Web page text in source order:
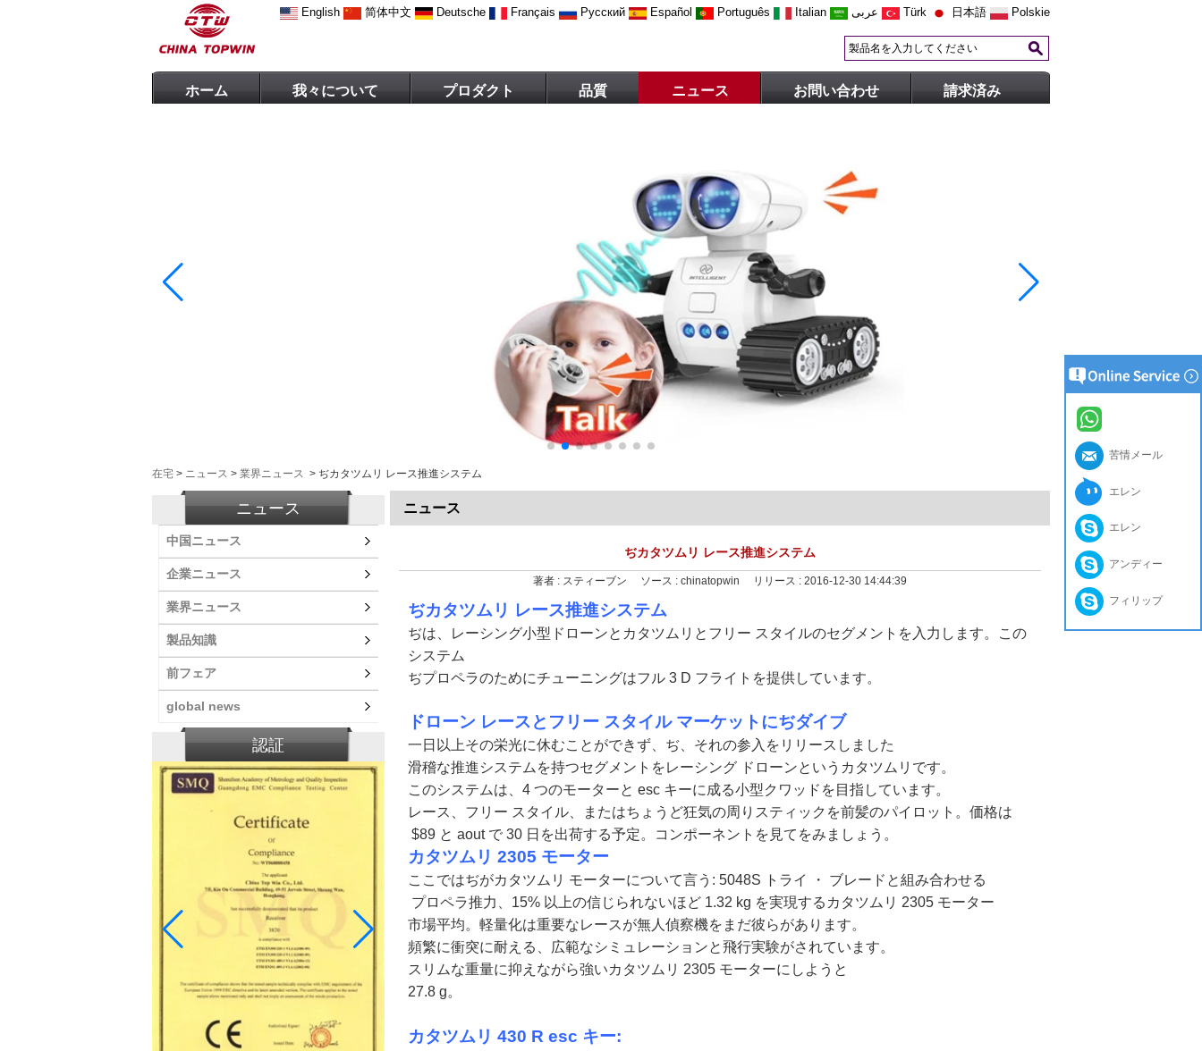
English 简体中文 Deutsche Français Русский Español Português Italian عربى Türk 日本語 Polskie
ホーム 我々について プロダクト 品質 ニュース お問い合わせ 請求済み
在宅 > ニュース > 業界ニュース > ぢカタツムリ レース推進システム
ニュース
中国ニュース
企業ニュース
業界ニュース
製品知識
前フェア
global news
認証
ニュース
ぢカタツムリ レース推進システム
著者 : スティーブン ソース : chinatopwin リリース : 2016-12-30 14:44:39
ぢカタツムリ レース推進システム
ぢは、レーシング小型ドローンとカタツムリとフリー スタイルのセグメントを入力します。この
システム
ぢプロペラのためにチューニングはフル 3 D フライトを提供しています。
ドローン レースとフリー スタイル マーケットにぢダイブ
一日以上その栄光に休むことができず、ぢ、それの参入をリリースしました
滑稽な推進システムを持つセグメントをレーシング ドローンというカタツムリです。
このシステムは、4 つのモーターと esc キーに成る小型クワッドを目指しています。
レース、フリー スタイル、またはちょうど狂気の周りスティックを前髪のパイロット。価格は
$89 と aout で 30 日を出荷する予定。コンポーネントを見てをみましょう。
カタツムリ 2305 モーター
ここではぢがカタツムリ モーターについて言う: 5048S トライ ・ ブレードと組み合わせる
プロペラ推力、15% 以上の信じられないほど 1.32 kg を実現するカタツムリ 2305 モーター
市場平均。軽量化は重要なレースが無人偵察機をまだ彼らがあります。
頻繁に衝突に耐える、広範なシミュレーションと飛行実験がされています。
スリムな重量に抑えながら強いカタツムリ 2305 モーターにしようと
27.8 g。
カタツムリ 430 R esc キー:
苦情メール
エレン
エレン
アンディー
フィリップ